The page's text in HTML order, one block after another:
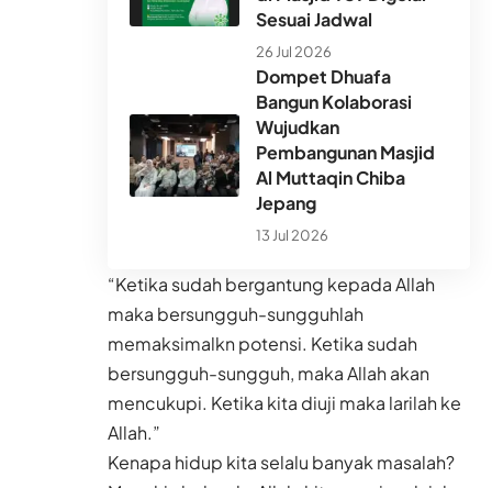
Sesuai Jadwal
26 Jul 2026
Dompet Dhuafa
Bangun Kolaborasi
Wujudkan
Pembangunan Masjid
Al Muttaqin Chiba
Jepang
13 Jul 2026
“Ketika sudah bergantung kepada Allah
maka bersungguh-sungguhlah
memaksimalkn potensi. Ketika sudah
bersungguh-sungguh, maka Allah akan
mencukupi. Ketika kita diuji maka larilah ke
Allah.”
Kenapa hidup kita selalu banyak masalah?